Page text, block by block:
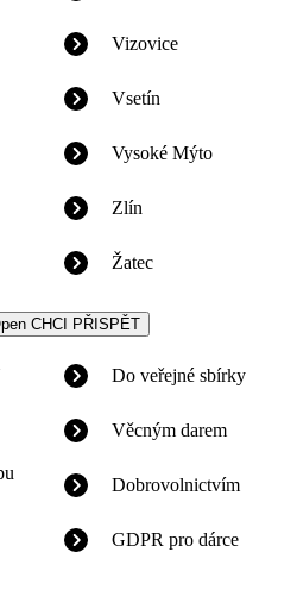
Vizovice
Vsetín
Vysoké Mýto
Zlín
Žatec
CHCI PŘISPĚT
Do veřejné sbírky
Věcným darem
Dobrovolnictvím
GDPR pro dárce